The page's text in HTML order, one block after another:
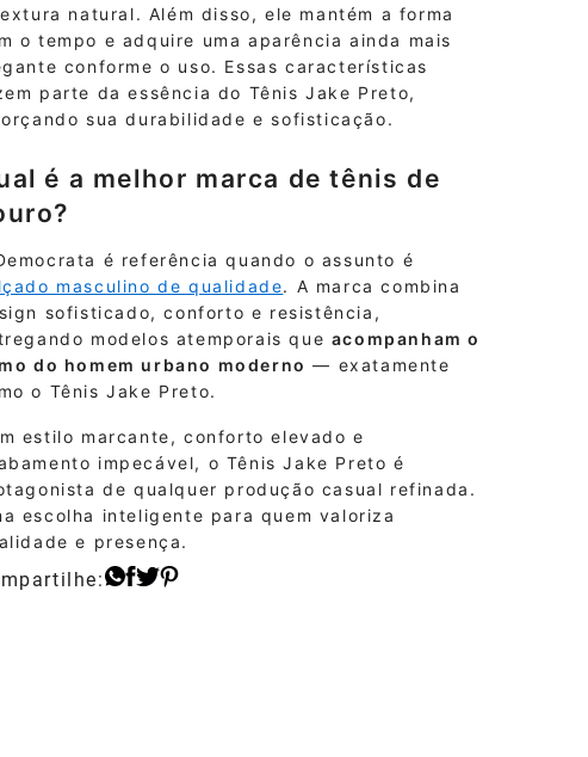
natural. Além disso, ele mantém a forma
o tempo e adquire uma aparência ainda mais
conforme o uso. Essas características
parte da essência do Tênis Jake Preto,
sua durabilidade e sofisticação.
é a melhor marca de tênis de
é referência quando o assunto é
masculino de qualidade. A marca combina
sofisticado, conforto e resistência,
modelos atemporais que acompanham o
do homem urbano moderno — exatamente
o Tênis Jake Preto.
estilo marcante, conforto elevado e
impecável, o Tênis Jake Preto é
de qualquer produção casual refinada.
escolha inteligente para quem valoriza
e presença.